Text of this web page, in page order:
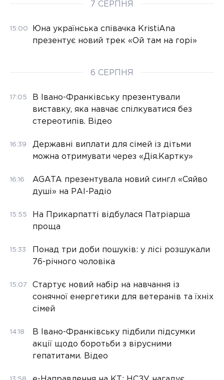
7 СЕРПНЯ
15:00
Юна українська співачка KristiAna
презентує новий трек «Ой там на горі»
6 СЕРПНЯ
17:05
В Івано-Франківську презентували
виставку, яка навчає спілкуватися без
стереотипів. Відео
16:39
Державні виплати для сімей із дітьми
можна отримувати через «Дія.Картку»
16:16
AGATA презентувала новий сингл «Сяйво
душі» на РАІ-Радіо
15:55
На Прикарпатті відбулася Патріарша
проща
15:33
Понад три доби пошуків: у лісі розшукали
76-річного чоловіка
15:07
Стартує новий набір на навчання із
сонячної енергетики для ветеранів та їхніх
сімей
14:18
В Івано-Франківську підбили підсумки
акції щодо боротьби з вірусними
гепатитами. Відео